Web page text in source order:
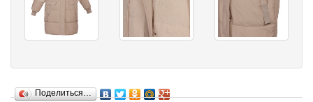
Поделиться…